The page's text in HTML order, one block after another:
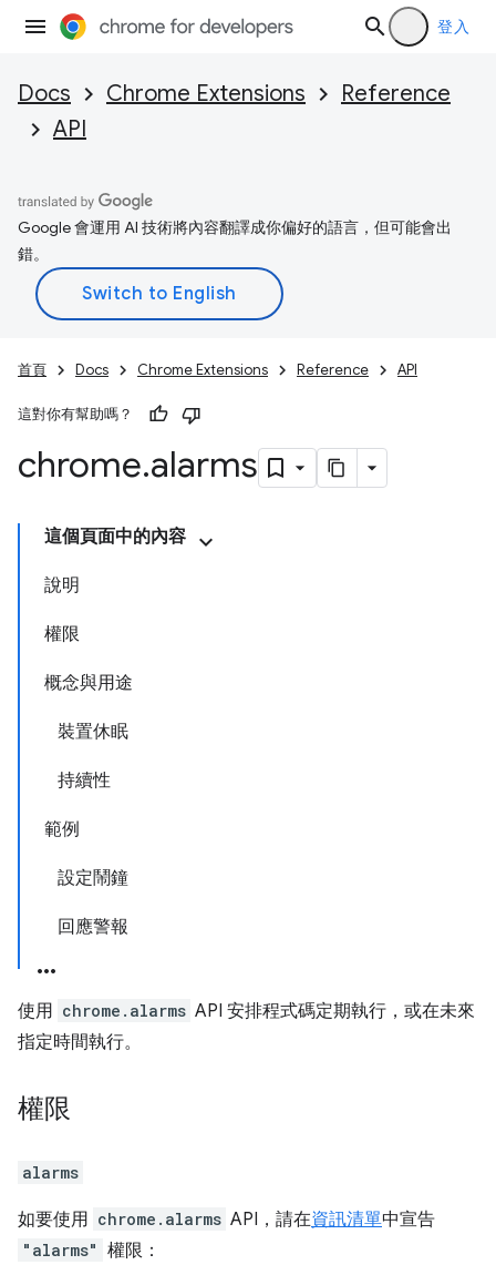
登入
Docs Chrome Extensions
Reference
API
Google 會運用 AI 技術將內容翻譯成你偏好的語言，但可能會出
錯。
首頁 Docs Chrome Extensions Reference API
這對你有幫助嗎？
chrome.alarms
這個頁面中的內容
說明
權限
概念與用途
裝置休眠
持續性
範例
設定鬧鐘
回應警報
使用 chrome.alarms API 安排程式碼定期執行，或在未來
指定時間執行。
權限
alarms
如要使用 chrome.alarms API，請在資訊清單中宣告
"alarms" 權限：